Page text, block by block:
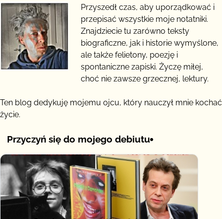
Przyszedł czas, aby uporządkować i
przepisać wszystkie moje notatniki.
Znajdziecie tu zarówno teksty
biograficzne, jak i historie wymyślone,
ale także felietony, poezję i
spontaniczne zapiski. Życzę miłej,
choć nie zawsze grzecznej, lektury.
Ten blog dedykuję mojemu ojcu, który nauczył mnie kochać
życie.
Przyczyń się do mojego debiutu